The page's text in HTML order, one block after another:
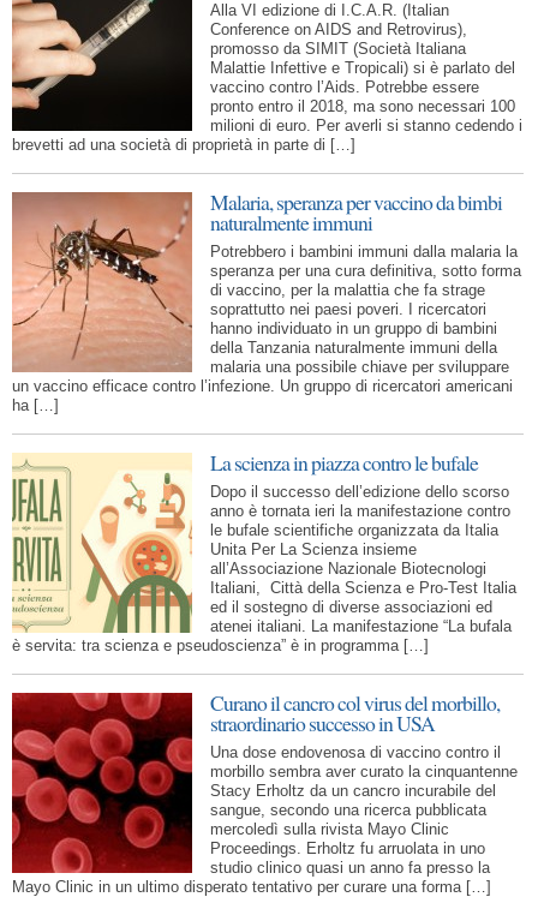
Alla VI edizione di I.C.A.R. (Italian
Conference on AIDS and Retrovirus),
promosso da SIMIT (Società Italiana
Malattie Infettive e Tropicali) si è parlato del
vaccino contro l’Aids. Potrebbe essere
pronto entro il 2018, ma sono necessari 100
milioni di euro. Per averli si stanno cedendo i
brevetti ad una società di proprietà in parte di […]
Malaria, speranza per vaccino da bimbi
naturalmente immuni
Potrebbero i bambini immuni dalla malaria la
speranza per una cura definitiva, sotto forma
di vaccino, per la malattia che fa strage
soprattutto nei paesi poveri. I ricercatori
hanno individuato in un gruppo di bambini
della Tanzania naturalmente immuni della
malaria una possibile chiave per sviluppare
un vaccino efficace contro l’infezione. Un gruppo di ricercatori americani
ha […]
La scienza in piazza contro le bufale
Dopo il successo dell’edizione dello scorso
anno è tornata ieri la manifestazione contro
le bufale scientifiche organizzata da Italia
Unita Per La Scienza insieme
all’Associazione Nazionale Biotecnologi
Italiani, Città della Scienza e Pro-Test Italia
ed il sostegno di diverse associazioni ed
atenei italiani. La manifestazione “La bufala
è servita: tra scienza e pseudoscienza” è in programma […]
Curano il cancro col virus del morbillo,
straordinario successo in USA
Una dose endovenosa di vaccino contro il
morbillo sembra aver curato la cinquantenne
Stacy Erholtz da un cancro incurabile del
sangue, secondo una ricerca pubblicata
mercoledì sulla rivista Mayo Clinic
Proceedings. Erholtz fu arruolata in uno
studio clinico quasi un anno fa presso la
Mayo Clinic in un ultimo disperato tentativo per curare una forma […]